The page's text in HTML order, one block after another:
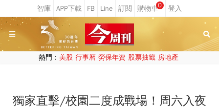
0
熱門： 美股 行事曆 勞保年資 股票抽籤 房地產
獨家直擊/校園二度成戰場！周六入夜